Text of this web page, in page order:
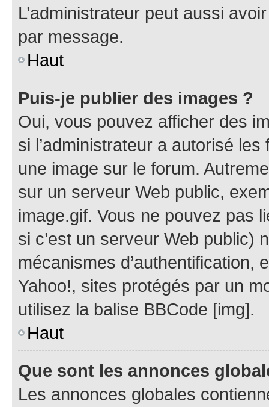
L’administrateur peut aussi
par message.
Haut
Puis-je publier des images ?
Oui, vous pouvez afficher des
si l’administrateur a autorisé
une image sur le forum.
sur un serveur Web public,
image.gif. Vous ne pouvez pas
si c’est un serveur Web public)
mécanismes d’authentification,
Yahoo!, sites protégés par un
utilisez la balise BBCode [img].
Haut
Que sont les annonces
Les annonces globales